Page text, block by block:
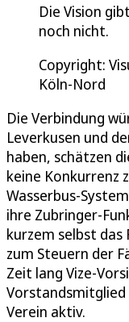
Die Vision
noch nicht.
Copyright:
Köln-Nord
Die Verbindung
Leverkusen und
haben, schätzen
keine Konkurrenz
Wasserbus-
ihre Zubringer-
kurzem selbst
zum Steuern der
Zeit lang Vize-
Vorstandsmitglied
Verein aktiv.